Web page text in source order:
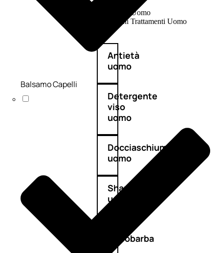
Deodoranti Uomo
Confezioni Trattamenti Uomo
Antietà
uomo
Detergente
viso
uomo
Docciaschiuma
uomo
Shampoo
uomo
Dopobarba
Balsamo Capelli